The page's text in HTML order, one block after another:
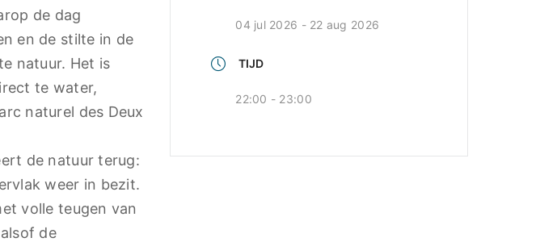
de dag
en de stilte in de
natuur. Het is
te water,
naturel des Deux
de natuur terug:
weer in bezit.
volle teugen van
de
04 jul 2026 - 22 aug 2026
TIJD
22:00 - 23:00